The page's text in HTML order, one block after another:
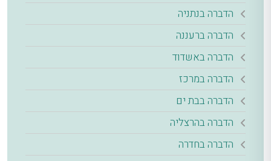
הדברה בנתניה
הדברה ברעננה
הדברה באשדוד
הדברה במרכז
הדברה בבת ים
הדברה בהרצליה
הדברה בחדרה